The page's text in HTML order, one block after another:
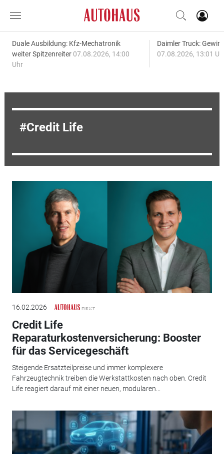
Duale Ausbildung: Kfz-Mechatronik
weiter Spitzenreiter 07.08.2026, 14:00
Uhr
Daimler Truck:
07.08.2026, 13:01
Credit Life
16.02.2026
Credit Life
Reparaturkostenversicherung: Booster
für das Servicegeschäft
Steigende Ersatzteilpreise und immer komplexere
Fahrzeugtechnik treiben die Werkstattkosten nach oben. Credit
Life reagiert darauf mit einer neuen, modularen...